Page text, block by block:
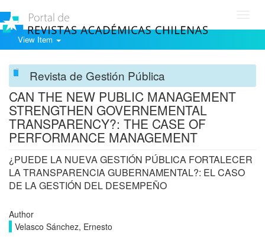
View Item
Revista de Gestión Pública
CAN THE NEW PUBLIC MANAGEMENT
STRENGTHEN GOVERNEMENTAL
TRANSPARENCY?: THE CASE OF
PERFORMANCE MANAGEMENT
¿PUEDE LA NUEVA GESTIÓN PÚBLICA FORTALECER
LA TRANSPARENCIA GUBERNAMENTAL?: EL CASO
DE LA GESTIÓN DEL DESEMPEÑO
Author
Velasco Sánchez, Ernesto